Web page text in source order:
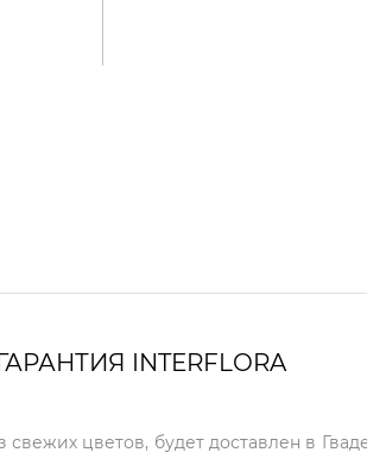
INTERFLORA
свежих цветов, будет доставлен в